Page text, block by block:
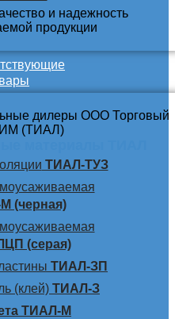
ТИАЛ-ТУЗ
(черная)
(серая)
ТИАЛ-ЗП
(клей) ТИАЛ-З
ТИАЛ-М